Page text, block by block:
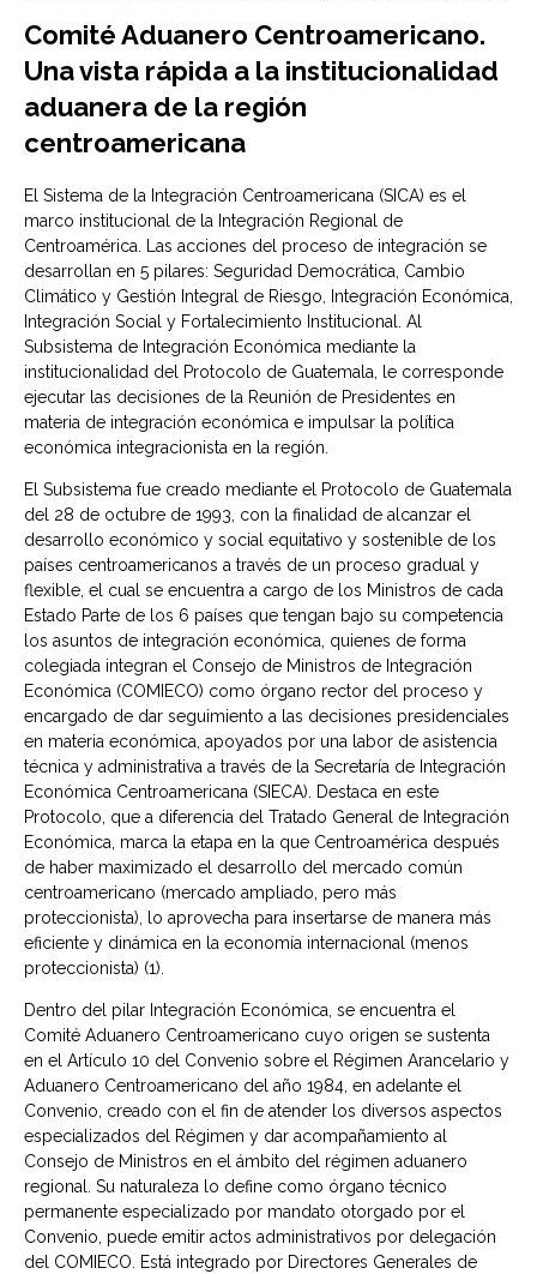
Comité Aduanero Centroamericano.
Una vista rápida a la institucionalidad
aduanera de la región
centroamericana
El Sistema de la Integración Centroamericana (SICA) es el
marco institucional de la Integración Regional de
Centroamérica. Las acciones del proceso de integración se
desarrollan en 5 pilares: Seguridad Democrática, Cambio
Climático y Gestión Integral de Riesgo, Integración Económica,
Integración Social y Fortalecimiento Institucional. Al
Subsistema de Integración Económica mediante la
institucionalidad del Protocolo de Guatemala, le corresponde
ejecutar las decisiones de la Reunión de Presidentes en
materia de integración económica e impulsar la política
económica integracionista en la región.
El Subsistema fue creado mediante el Protocolo de Guatemala
del 28 de octubre de 1993, con la finalidad de alcanzar el
desarrollo económico y social equitativo y sostenible de los
países centroamericanos a través de un proceso gradual y
flexible, el cual se encuentra a cargo de los Ministros de cada
Estado Parte de los 6 países que tengan bajo su competencia
los asuntos de integración económica, quienes de forma
colegiada integran el Consejo de Ministros de Integración
Económica (COMIECO) como órgano rector del proceso y
encargado de dar seguimiento a las decisiones presidenciales
en materia económica, apoyados por una labor de asistencia
técnica y administrativa a través de la Secretaría de Integración
Económica Centroamericana (SIECA). Destaca en este
Protocolo, que a diferencia del Tratado General de Integración
Económica, marca la etapa en la que Centroamérica después
de haber maximizado el desarrollo del mercado común
centroamericano (mercado ampliado, pero más
proteccionista), lo aprovecha para insertarse de manera más
eficiente y dinámica en la economía internacional (menos
proteccionista) (1).
Dentro del pilar Integración Económica, se encuentra el
Comité Aduanero Centroamericano cuyo origen se sustenta
en el Artículo 10 del Convenio sobre el Régimen Arancelario y
Aduanero Centroamericano del año 1984, en adelante el
Convenio, creado con el fin de atender los diversos aspectos
especializados del Régimen y dar acompañamiento al
Consejo de Ministros en el ámbito del régimen aduanero
regional. Su naturaleza lo define como órgano técnico
permanente especializado por mandato otorgado por el
Convenio, puede emitir actos administrativos por delegación
del COMIECO. Está integrado por Directores Generales de